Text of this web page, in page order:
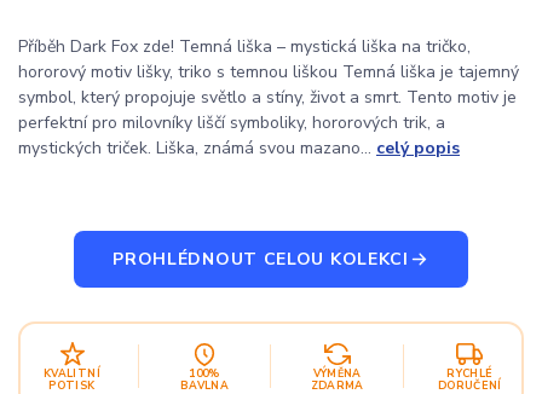
Příběh Dark Fox zde! Temná liška – mystická liška na tričko,
hororový motiv lišky, triko s temnou liškou Temná liška je tajemný
symbol, který propojuje světlo a stíny, život a smrt. Tento motiv je
perfektní pro milovníky liščí symboliky, hororových trik, a
mystických triček. Liška, známá svou mazano... celý popis
PROHLÉDNOUT CELOU KOLEKCI
KVALITNÍ
POTISK
100%
BAVLNA
VÝMĚNA
ZDARMA
RYCHLÉ
DORUČENÍ